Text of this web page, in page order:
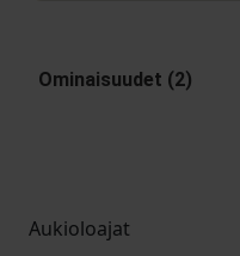
Ominaisuudet (2)
Aukioloajat